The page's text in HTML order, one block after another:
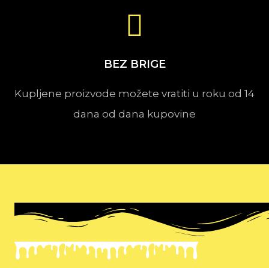
BEZ BRIGE
Kupljene proizvode možete vratiti u roku od 14
dana od dana kupovine